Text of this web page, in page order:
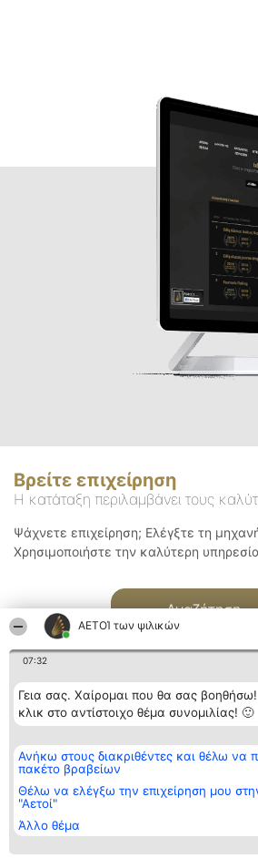
ΑΕΤΟΊ των ψιλικών
07:32
Γεια σας. Χαίρομαι που θα σας
κλικ στο αντίστοιχο θέμα συνομιλίας! 🙂
Ανήκω στους διακριθέντες και θέλω να
πακέτο βραβείων
Θέλω να ελέγξω την επιχείρηση μου
"Αετοί"
Άλλο θέμα
Βρείτε επιχείρηση
Η κατάταξη περιλαμβάνει τους
Ψάχνετε επιχείρηση; Ελέγξτε τη
Χρησιμοποιήστε την καλύτερη υπηρεσία
Αναζήτηση
Διοργανωτής της
κατάταξης
BEAUTIFUL COMPANY
ΤΗΛ. ΕΠΙΚΟΙΝΩΝΙΑΣ:
2104128019
email:
aetoi@beautifulcompany.co
Κατάταξη
Διακριθέντες
των
διακριθέντων
προϋποθέσεις